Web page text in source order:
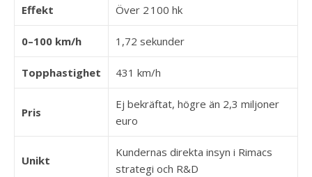
Effekt Över 2 100 hk
0–100 km/h 1,72 sekunder
Topphastighet 431 km/h
Pris
Ej bekräftat, högre än 2,3 miljoner
euro
Unikt
Kundernas direkta insyn i Rimacs
strategi och R&D